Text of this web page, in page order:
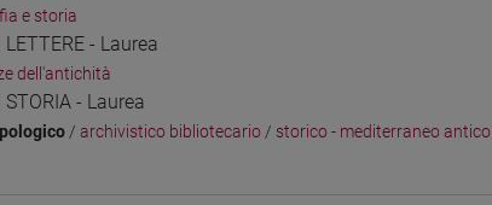
e storia
LETTERE - Laurea
dell'antichità
STORIA - Laurea
/ archivistico bibliotecario / storico - mediterraneo